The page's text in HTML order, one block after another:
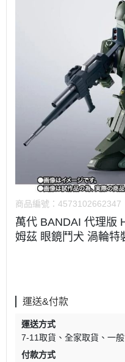
商品編號： 4573102662347
萬代 BANDAI 代理版
姆茲 眼鏡鬥犬 渦輪特
運送&付款
運送方式
7-11取貨
全家取貨
一
付款方式